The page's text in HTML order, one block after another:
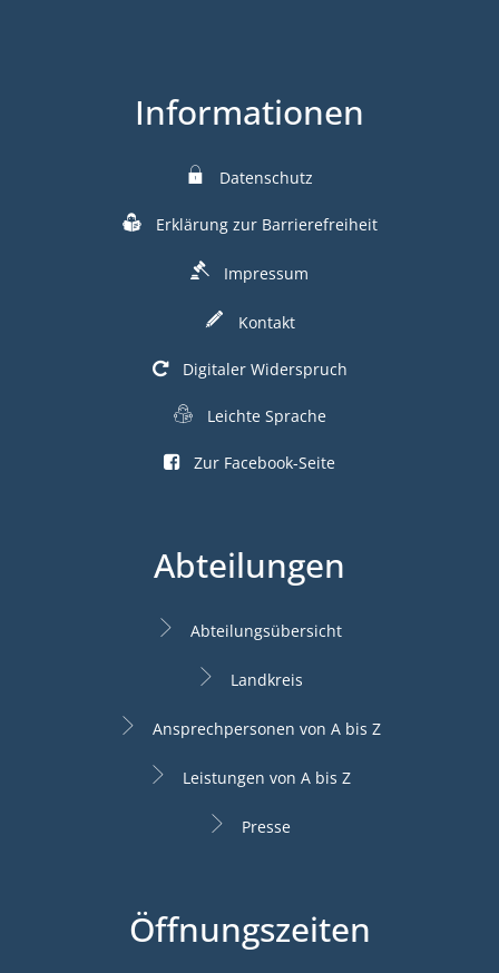
Informationen
Datenschutz
Erklärung zur Barrierefreiheit
Impressum
Kontakt
Digitaler Widerspruch
Leichte Sprache
Zur Facebook-Seite
Abteilungen
Abteilungsübersicht
Landkreis
Ansprechpersonen von A bis Z
Leistungen von A bis Z
Presse
Öffnungszeiten